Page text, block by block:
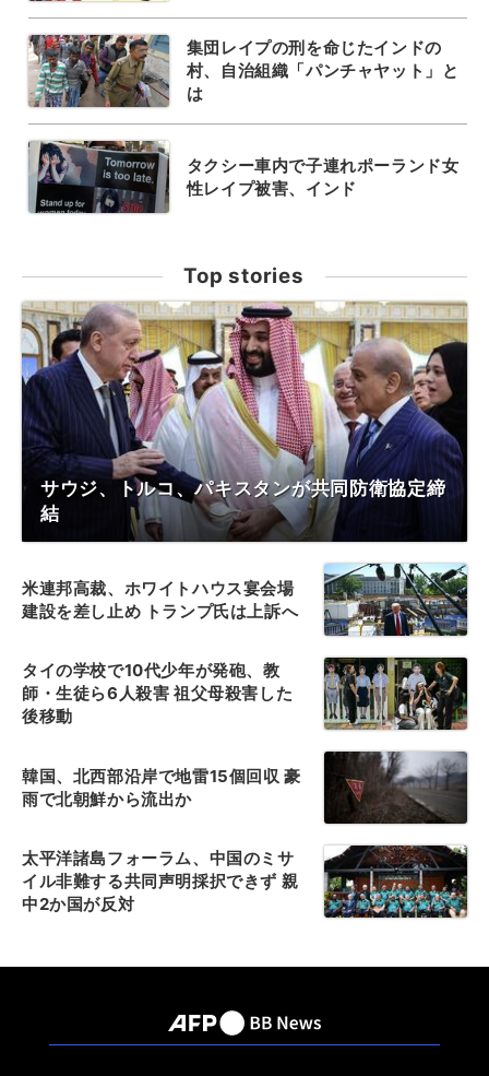
集団レイプの刑を命じたインドの
村、自治組織「パンチャヤット」と
は
タクシー車内で子連れポーランド女
性レイプ被害、インド
Top stories
サウジ、トルコ、パキスタンが共同防衛協定締
結
米連邦高裁、ホワイトハウス宴会場
建設を差し止め トランプ氏は上訴へ
タイの学校で10代少年が発砲、教
師・生徒ら6人殺害 祖父母殺害した
後移動
韓国、北西部沿岸で地雷15個回収 豪
雨で北朝鮮から流出か
太平洋諸島フォーラム、中国のミサ
イル非難する共同声明採択できず 親
中2か国が反対